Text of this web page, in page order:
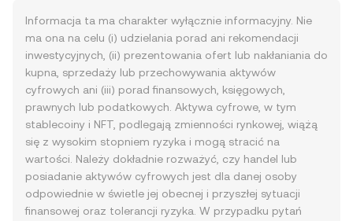
Informacja ta ma charakter wyłącznie informacyjny. Nie
ma ona na celu (i) udzielania porad ani rekomendacji
inwestycyjnych, (ii) prezentowania ofert lub nakłaniania do
kupna, sprzedaży lub przechowywania aktywów
cyfrowych ani (iii) porad finansowych, księgowych,
prawnych lub podatkowych. Aktywa cyfrowe, w tym
stablecoiny i NFT, podlegają zmienności rynkowej, wiążą
się z wysokim stopniem ryzyka i mogą stracić na
wartości. Należy dokładnie rozważyć, czy handel lub
posiadanie aktywów cyfrowych jest dla danej osoby
odpowiednie w świetle jej obecnej i przyszłej sytuacji
finansowej oraz tolerancji ryzyka. W przypadku pytań